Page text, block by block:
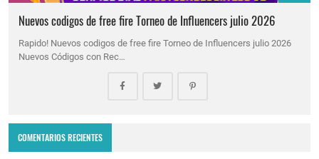
Nuevos codigos de free fire Torneo de Influencers julio 2026
Rapido! Nuevos codigos de free fire Torneo de Influencers julio 2026
Nuevos Códigos con Rec…
COMENTARIOS RECIENTES